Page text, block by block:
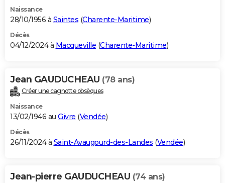
Naissance
28/10/1956 à Saintes (Charente-Maritime)
Décès
04/12/2024 à Macqueville (Charente-Maritime)
Jean GAUDUCHEAU (78 ans)
Créer une cagnotte obsèques
Naissance
13/02/1946 au Givre (Vendée)
Décès
26/11/2024 à Saint-Avaugourd-des-Landes (Vendée)
Jean-pierre GAUDUCHEAU (74 ans)